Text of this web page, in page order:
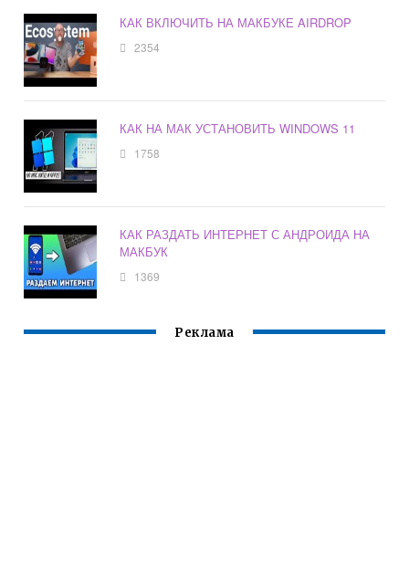
КАК ВКЛЮЧИТЬ НА МАКБУКЕ AIRDROP
2354
КАК НА МАК УСТАНОВИТЬ WINDOWS 11
1758
КАК РАЗДАТЬ ИНТЕРНЕТ С АНДРОИДА НА
МАКБУК
1369
Реклама